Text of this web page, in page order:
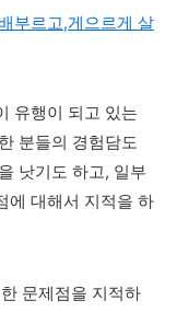
부르고,게으르게 살
유행이 되고 있는
분들의 경험담도
낫기도 하고, 일부
에 대해서 지적을 하
문제점을 지적하